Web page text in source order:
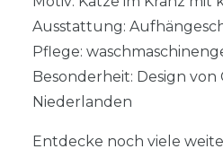
Ausstattung:
Pflege:
Besonderheit: Design von
Niederlanden
Entdecke noch viele